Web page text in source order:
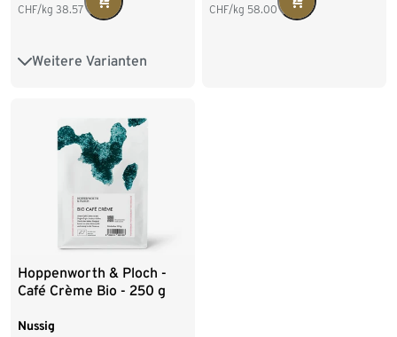
CHF/kg 38.57
Weitere Varianten
350 g Ganze Bohne
CHF/kg 58.00
Hoppenworth & Ploch -
Café Crème Bio - 250 g
Nussig